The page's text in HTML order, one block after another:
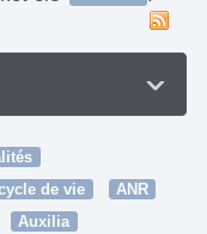
de vie
ANR
Auxilia